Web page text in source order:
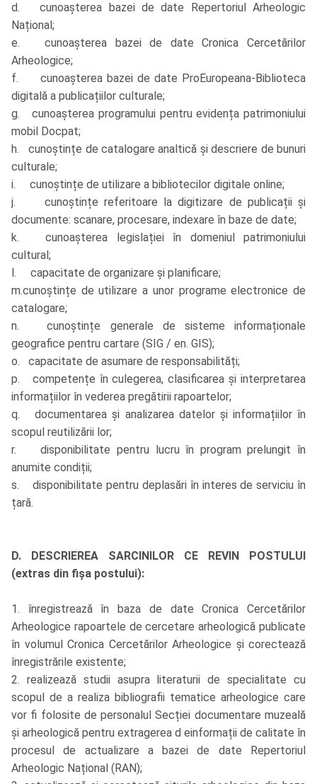
d. cunoașterea bazei de date Repertoriul Arheologic
Național;
e. cunoașterea bazei de date Cronica Cercetărilor
Arheologice;
f. cunoașterea bazei de date ProEuropeana-Biblioteca
digitală a publicațiilor culturale;
g. cunoașterea programului pentru evidența patrimoniului
mobil Docpat;
h. cunoștințe de catalogare analtică și descriere de bunuri
culturale;
i. cunoștințe de utilizare a bibliotecilor digitale online;
j. cunoștințe referitoare la digitizare de publicații și
documente: scanare, procesare, indexare în baze de date;
k. cunoașterea legislației în domeniul patrimoniului
cultural;
l. capacitate de organizare și planificare;
m.cunoștințe de utilizare a unor programe electronice de
catalogare;
n. cunoștințe generale de sisteme informaționale
geografice pentru cartare (SIG / en. GIS);
o. capacitate de asumare de responsabilități;
p. competențe în culegerea, clasificarea și interpretarea
informațiilor în vederea pregătirii rapoartelor;
q. documentarea și analizarea datelor și informațiilor în
scopul reutilizării lor;
r. disponibilitate pentru lucru în program prelungit în
anumite condiții;
s. disponibilitate pentru deplasări în interes de serviciu în
țară.
D. DESCRIEREA SARCINILOR CE REVIN POSTULUI
(extras din fișa postului):
1. înregistrează în baza de date Cronica Cercetărilor
Arheologice rapoartele de cercetare arheologică publicate
în volumul Cronica Cercetărilor Arheologice și corectează
înregistrările existente;
2. realizează studii asupra literaturii de specialitate cu
scopul de a realiza bibliografii tematice arheologice care
vor fi folosite de personalul Secției documentare muzeală
și arheologică pentru extragerea d einformații de calitate în
procesul de actualizare a bazei de date Repertoriul
Arheologic Național (RAN);